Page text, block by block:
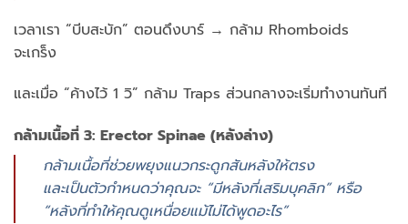
เวลาเรา “บีบสะบัก” ตอนดึงบาร์ → กล้าม Rhomboids
จะเกร็ง
และเมื่อ “ค้างไว้ 1 วิ” กล้าม Traps ส่วนกลางจะเริ่มทำงานทันที
กล้ามเนื้อที่ 3: Erector Spinae (หลังล่าง)
กล้ามเนื้อที่ช่วยพยุงแนวกระดูกสันหลังให้ตรง
และเป็นตัวกำหนดว่าคุณจะ “มีหลังที่เสริมบุคลิก” หรือ
“หลังที่ทำให้คุณดูเหนื่อยแม้ไม่ได้พูดอะไร”